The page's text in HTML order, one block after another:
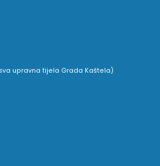
upravna tijela Grada Kaštela)